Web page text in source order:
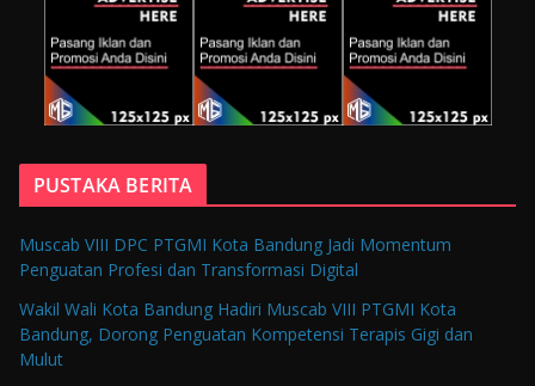
PUSTAKA BERITA
Muscab VIII DPC PTGMI Kota Bandung Jadi Momentum
Penguatan Profesi dan Transformasi Digital
Wakil Wali Kota Bandung Hadiri Muscab VIII PTGMI Kota
Bandung, Dorong Penguatan Kompetensi Terapis Gigi dan
Mulut